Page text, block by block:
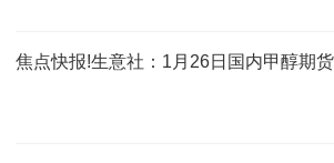
焦点快报!生意社：1月26日国内甲醇期